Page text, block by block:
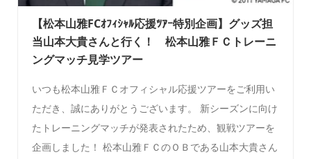
【松本山雅FCｵﾌｨｼｬﾙ応援ﾂｱｰ特別企画】グッズ担
当山本大貴さんと行く！ 松本山雅ＦＣトレーニ
ングマッチ見学ツアー
いつも松本山雅ＦＣオフィシャル応援ツアーをご利用い
ただき、誠にありがとうございます。 新シーズンに向け
たトレーニングマッチが発表されたため、観戦ツアーを
企画しました！ 松本山雅ＦＣのＯＢである山本大貴さん